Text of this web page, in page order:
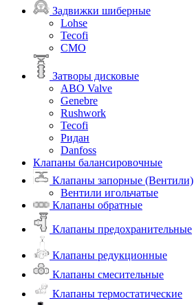
Задвижки шиберные
Lohse
Tecofi
СМО
Затворы дисковые
ABO Valve
Genebre
Rushwork
Tecofi
Ридан
Danfoss
Клапаны балансировочные
Клапаны запорные (Вентили)
Вентили игольчатые
Клапаны обратные
Клапаны предохранительные
Клапаны редукционные
Клапаны смесительные
Клапаны термостатические